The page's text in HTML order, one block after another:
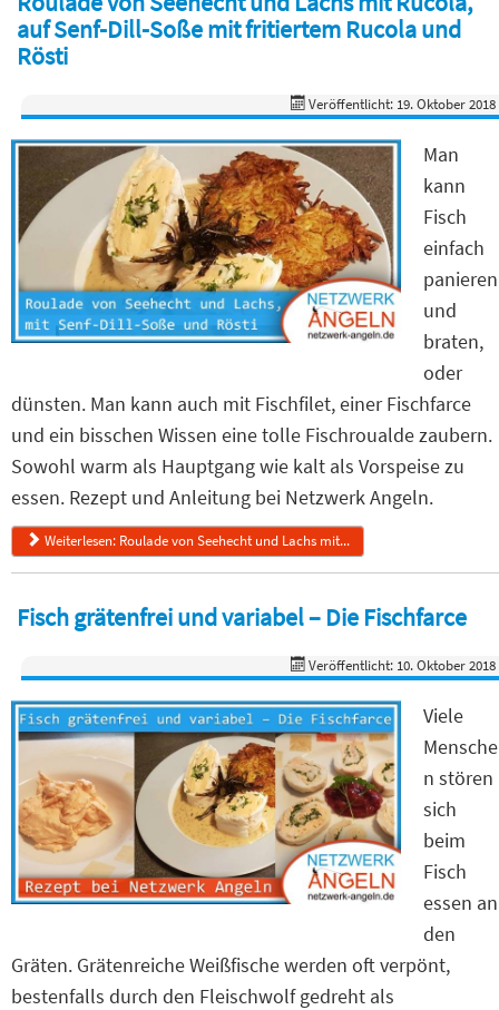
auf Senf-Dill-Soße mit fritiertem Rucola und
Rösti
Veröffentlicht: 19. Oktober 2018
Man
kann
Fisch
einfach
panieren
und
braten,
oder
dünsten. Man kann auch mit Fischfilet, einer Fischfarce
und ein bisschen Wissen eine tolle Fischroualde zaubern.
Sowohl warm als Hauptgang wie kalt als Vorspeise zu
essen. Rezept und Anleitung bei Netzwerk Angeln.
Weiterlesen: Roulade von Seehecht und Lachs mit...
Fisch grätenfrei und variabel – Die Fischfarce
Veröffentlicht: 10. Oktober 2018
Viele
Mensche
n stören
sich
beim
Fisch
essen an
den
Gräten. Grätenreiche Weißfische werden oft verpönt,
bestenfalls durch den Fleischwolf gedreht als